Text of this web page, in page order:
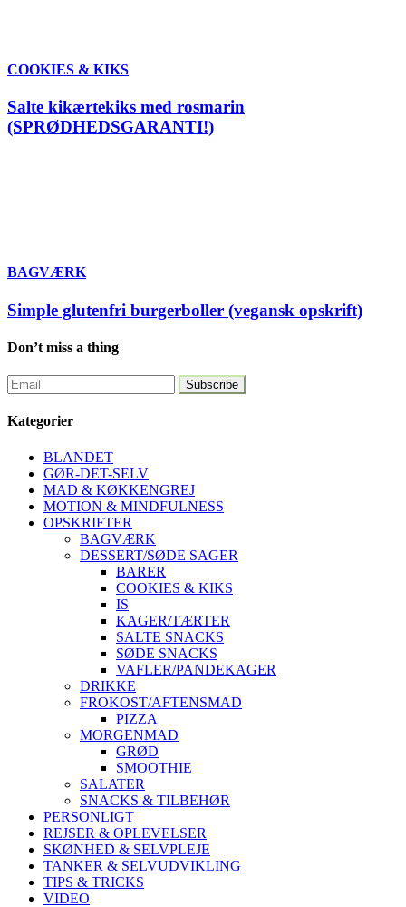
COOKIES & KIKS
Salte kikærtekiks med rosmarin
(SPRØDHEDSGARANTI!)
BAGVÆRK
Simple glutenfri burgerboller (vegansk opskrift)
Don’t miss a thing
Kategorier
BLANDET
GØR-DET-SELV
MAD & KØKKENGREJ
MOTION & MINDFULNESS
OPSKRIFTER
BAGVÆRK
DESSERT/SØDE SAGER
BARER
COOKIES & KIKS
IS
KAGER/TÆRTER
SALTE SNACKS
SØDE SNACKS
VAFLER/PANDEKAGER
DRIKKE
FROKOST/AFTENSMAD
PIZZA
MORGENMAD
GRØD
SMOOTHIE
SALATER
SNACKS & TILBEHØR
PERSONLIGT
REJSER & OPLEVELSER
SKØNHED & SELVPLEJE
TANKER & SELVUDVIKLING
TIPS & TRICKS
VIDEO